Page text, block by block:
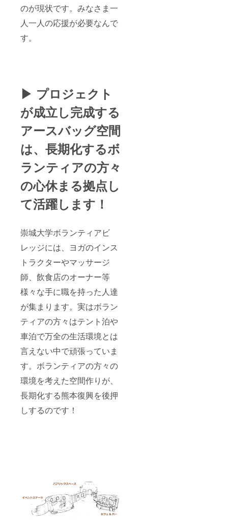
のが現状です。みなさま一
人一人の応援が必要なんで
す。
▶︎ プロジェクト
が成立し完成する
アースバッグ空間
は、長期化するボ
ランティアの方々
の心休まる拠点し
て活躍します！
崇城大学ボランティアビ
レッジには、ヨガのインス
トラクターやマッサージ
師、飲食店のオーナー等
様々な手に職を持った人達
が集まります。実はボラン
ティアの方々はテント泊や
車泊で万全の生活環境とは
言えない中で頑張っていま
す。ボランティアの方々の
環境を考えた空間作りが、
長期化する熊本復興を後押
しするのです！